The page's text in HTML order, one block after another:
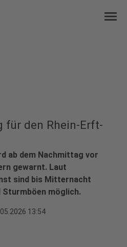
menu
für den Rhein-Erft-
ab dem Nachmittag vor
gewarnt. Laut
sind bis Mitternacht
Sturmböen möglich.
13:54